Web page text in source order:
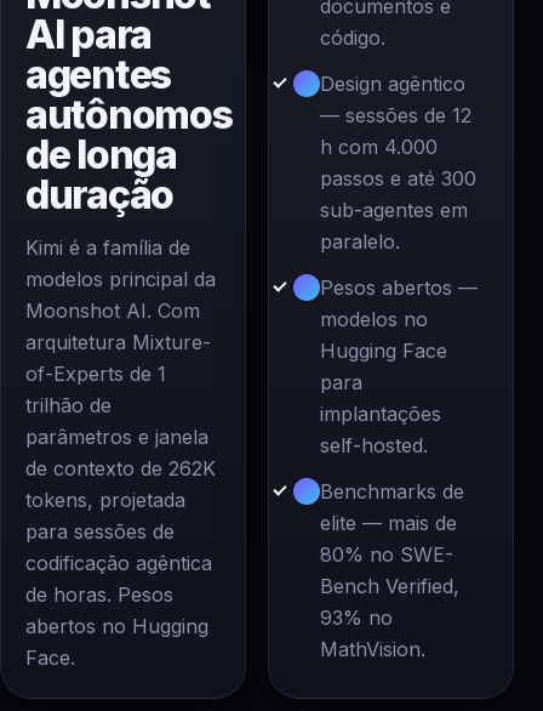
AI para
agentes
autônomos
de longa
duração
Kimi é a família de
modelos principal da
Moonshot AI. Com
arquitetura Mixture-
of-Experts de 1
trilhão de
parâmetros e janela
de contexto de 262K
tokens, projetada
para sessões de
codificação agêntica
de horas. Pesos
abertos no Hugging
Face.
documentos e
código.
Design agêntico
— sessões de 12
h com 4.000
passos e até 300
sub-agentes em
paralelo.
Pesos abertos —
modelos no
Hugging Face
para
implantações
self-hosted.
Benchmarks de
elite — mais de
80% no SWE-
Bench Verified,
93% no
MathVision.